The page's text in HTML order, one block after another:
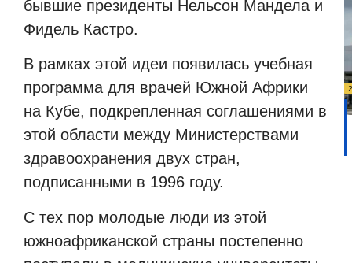
бывшие президенты Нельсон Мандела и
Фидель Кастро.
В рамках этой идеи появилась учебная
программа для врачей Южной Африки
на Кубе, подкрепленная соглашениями в
этой области между Министерствами
здравоохранения двух стран,
подписанными в 1996 году.
С тех пор молодые люди из этой
южноафриканской страны постепенно